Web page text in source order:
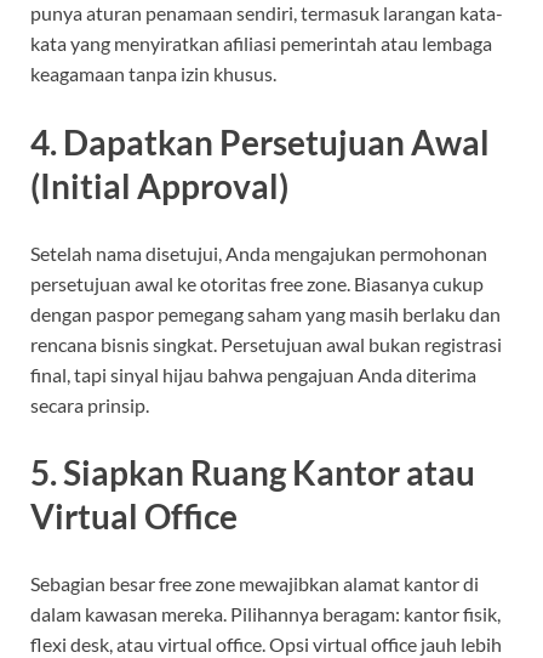
punya aturan penamaan sendiri, termasuk larangan kata-
kata yang menyiratkan afiliasi pemerintah atau lembaga
keagamaan tanpa izin khusus.
4. Dapatkan Persetujuan Awal
(Initial Approval)
Setelah nama disetujui, Anda mengajukan permohonan
persetujuan awal ke otoritas free zone. Biasanya cukup
dengan paspor pemegang saham yang masih berlaku dan
rencana bisnis singkat. Persetujuan awal bukan registrasi
final, tapi sinyal hijau bahwa pengajuan Anda diterima
secara prinsip.
5. Siapkan Ruang Kantor atau
Virtual Office
Sebagian besar free zone mewajibkan alamat kantor di
dalam kawasan mereka. Pilihannya beragam: kantor fisik,
flexi desk, atau virtual office. Opsi virtual office jauh lebih